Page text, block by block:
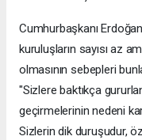
Cumhurbaşkanı
kuruluşların sayısı az
olmasının sebepleri
"Sizlere baktıkça
geçirmelerinin nedeni
Sizlerin dik duruşudur,